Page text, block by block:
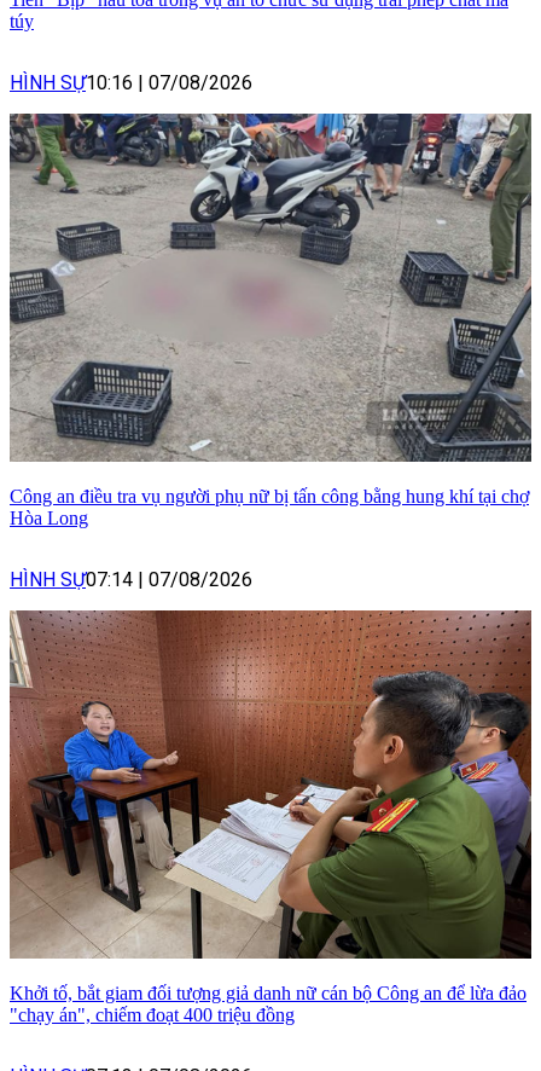
túy
HÌNH SỰ10:16 | 07/08/2026
Công an điều tra vụ người phụ nữ bị tấn công bằng hung khí tại chợ
Hòa Long
HÌNH SỰ07:14 | 07/08/2026
Khởi tố, bắt giam đối tượng giả danh nữ cán bộ Công an để lừa đảo
"chạy án", chiếm đoạt 400 triệu đồng